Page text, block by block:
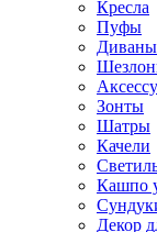
Кресла
Пуфы
Диваны
Зонты
Шатры
Качели
Кашпо
Декор